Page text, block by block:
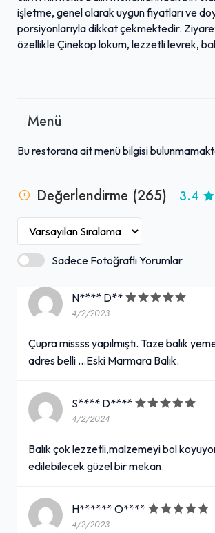
işletme, genel olarak uygun fiyatları ve
porsiyonlarıyla dikkat çekmektedir.
özellikle Çinekop lokum, lezzetli levrek,
balık çorbası gibi spesiyalleri
arayanlar için bir durak olarak
Menü
Bu restorana ait menü bilgisi
Değerlendirme (265) 3.4
Sadece Fotoğraflı Yorumlar
N**** D**
4/2/2023
Çupra missss yapılmıştı. Taze balık
adres belli ...Eski Marmara Balık.
S**** D****
4/2/2024
Balık çok lezzetli,malzemeyi bol
edilebilecek güzel bir mekan.
H****** O****
4/2/2023